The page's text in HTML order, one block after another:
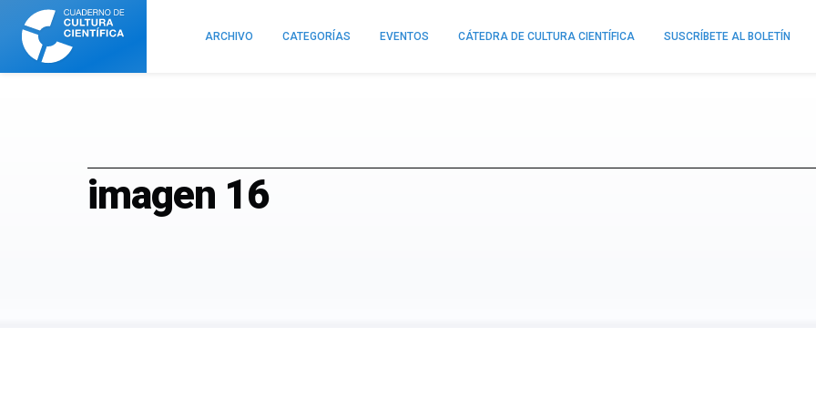
Cuaderno
Cultura
Científica
ARCHIVO CATEGORÍAS EVENTOS CÁTEDRA DE CULTURA CIENTÍFICA SUSCRÍBETE AL BOLETÍN
imagen 16